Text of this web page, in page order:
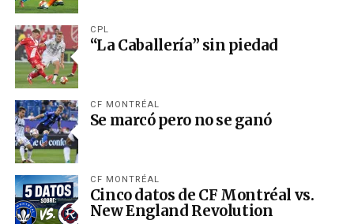
CPL
“La Caballería” sin piedad
CF MONTRÉAL
Se marcó pero no se ganó
CF MONTRÉAL
Cinco datos de CF Montréal vs.
New England Revolution